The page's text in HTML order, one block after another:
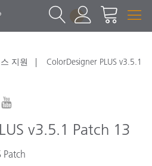
1
지원
ColorDesigner PLUS v3.5.1
v3.5.1 Patch 13
Patch